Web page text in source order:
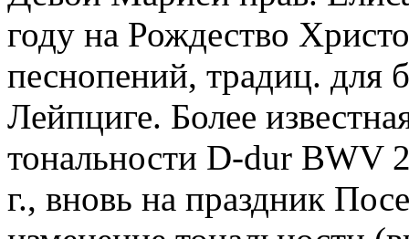
году на Рождество
песнопений, традиц. для
Лейпциге. Более
тональности D-dur BWV
г., вновь на праздник